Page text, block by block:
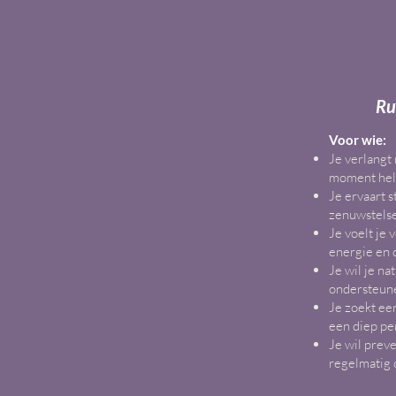
Voor wie:
Je verlangt
moment
Je ervaart
Je voelt je
energie en
Je wil je
Je zoekt
een diep
Je wil
regelmatig